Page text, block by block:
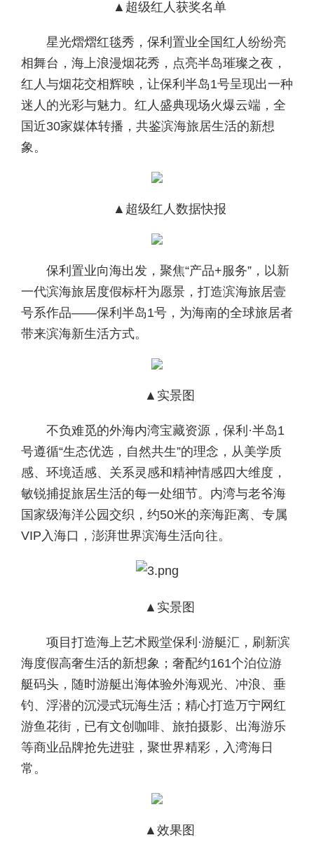
▲超级红人获奖名单
星光熠熠红毯秀，保利置业全国红人纷纷亮
相舞台，海上浪漫烟花秀，点亮半岛璀璨之夜，
红人与烟花交相辉映，让保利半岛1号呈现出一种
迷人的光彩与魅力。红人盛典现场火爆云端，全
国近30家媒体转播，共鉴滨海旅居生活的新想
象。
▲超级红人数据快报
保利置业向海出发，聚焦“产品+服务”，以新
一代滨海旅居度假标杆为愿景，打造滨海旅居壹
号系作品——保利半岛1号，为海南的全球旅居者
带来滨海新生活方式。
▲实景图
不负难觅的外海内湾宝藏资源，保利·半岛1
号遵循“生态优选，自然共生”的理念，从美学质
感、环境适感、关系灵感和精神情感四大维度，
敏锐捕捉旅居生活的每一处细节。内湾与老爷海
国家级海洋公园交织，约50米的亲海距离、专属
VIP入海口，澎湃世界滨海生活向往。
▲实景图
项目打造海上艺术殿堂保利·游艇汇，刷新滨
海度假高奢生活的新想象；奢配约161个泊位游
艇码头，随时游艇出海体验外海观光、冲浪、垂
钓、浮潜的沉浸式玩海生活；精心打造万宁网红
游鱼花街，已有文创咖啡、旅拍摄影、出海游乐
等商业品牌抢先进驻，聚世界精彩，入湾海日
常。
▲效果图